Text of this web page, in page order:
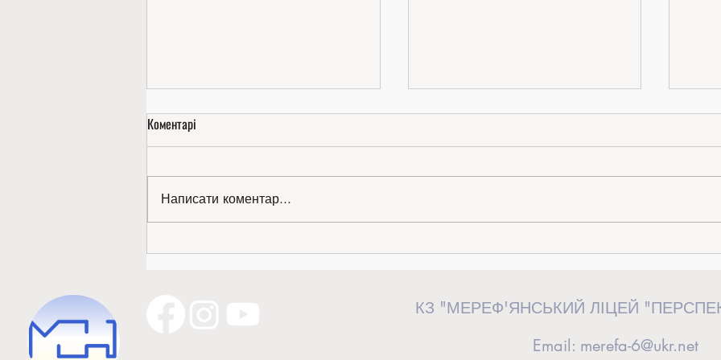
Золото міжнародної виставки —
«Від ідеї до дії»: керівниця загону
Львові
Коментарі
Написати коментар...
КЗ "МЕРЕФ'ЯНСЬКИЙ ЛІЦЕЙ
Email: merefa-6@ukr.net